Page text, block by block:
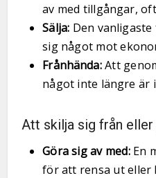
av med tillgångar,
Sälja: Den
sig något mot
Frånhända:Att
något inte längre är
Att skilja sig från
Göra sig av med:En
för att rensa ut eller